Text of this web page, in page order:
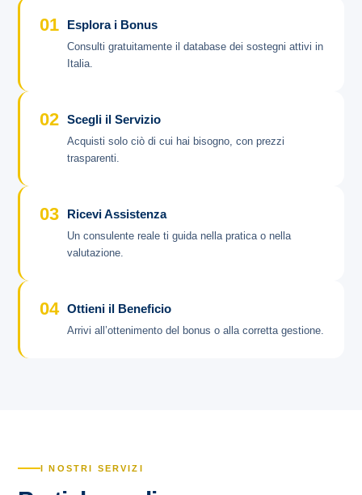
01 Esplora i Bonus
Consulti gratuitamente il database dei sostegni attivi in
Italia.
02 Scegli il Servizio
Acquisti solo ciò di cui hai bisogno, con prezzi
trasparenti.
03 Ricevi Assistenza
Un consulente reale ti guida nella pratica o nella
valutazione.
04 Ottieni il Beneficio
Arrivi all’ottenimento del bonus o alla corretta gestione.
I NOSTRI SERVIZI